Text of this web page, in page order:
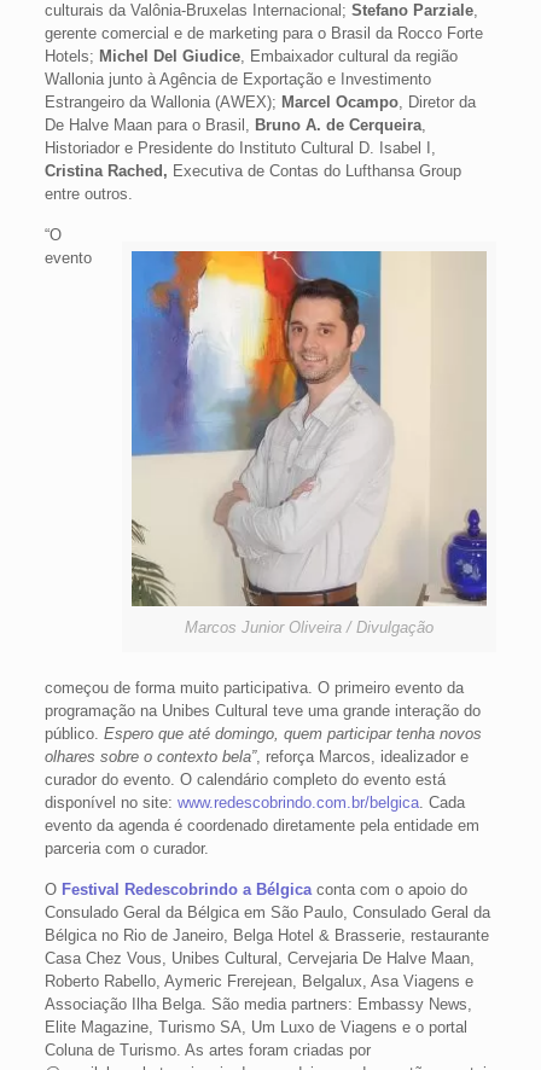
culturais da Valônia-Bruxelas Internacional; Stefano Parziale,
gerente comercial e de marketing para o Brasil da Rocco Forte
Hotels; Michel Del Giudice, Embaixador cultural da região
Wallonia junto à Agência de Exportação e Investimento
Estrangeiro da Wallonia (AWEX); Marcel Ocampo, Diretor da
De Halve Maan para o Brasil, Bruno A. de Cerqueira,
Historiador e Presidente do Instituto Cultural D. Isabel I,
Cristina Rached, Executiva de Contas do Lufthansa Group
entre outros.
Marcos Junior Oliveira / Divulgação
“O
evento
começou de forma muito participativa. O primeiro evento da
programação na Unibes Cultural teve uma grande interação do
público. Espero que até domingo, quem participar tenha novos
olhares sobre o contexto bela”, reforça Marcos, idealizador e
curador do evento. O calendário completo do evento está
disponível no site: www.redescobrindo.com.br/belgica. Cada
evento da agenda é coordenado diretamente pela entidade em
parceria com o curador.
O Festival Redescobrindo a Bélgicaconta com o apoio do
Consulado Geral da Bélgica em São Paulo, Consulado Geral da
Bélgica no Rio de Janeiro, Belga Hotel & Brasserie, restaurante
Casa Chez Vous, Unibes Cultural, Cervejaria De Halve Maan,
Roberto Rabello, Aymeric Frerejean, Belgalux, Asa Viagens e
Associação Ilha Belga. São media partners: Embassy News,
Elite Magazine, Turismo SA, Um Luxo de Viagens e o portal
Coluna de Turismo. As artes foram criadas por